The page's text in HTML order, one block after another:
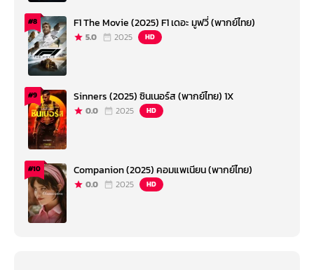
#8 F1 The Movie (2025) F1 เดอะ มูฟวี่ (พากย์ไทย)
5.0 2025 HD
#9 Sinners (2025) ซินเนอร์ส (พากย์ไทย) 1X
0.0 2025 HD
#10 Companion (2025) คอมแพเนียน (พากย์ไทย)
0.0 2025 HD